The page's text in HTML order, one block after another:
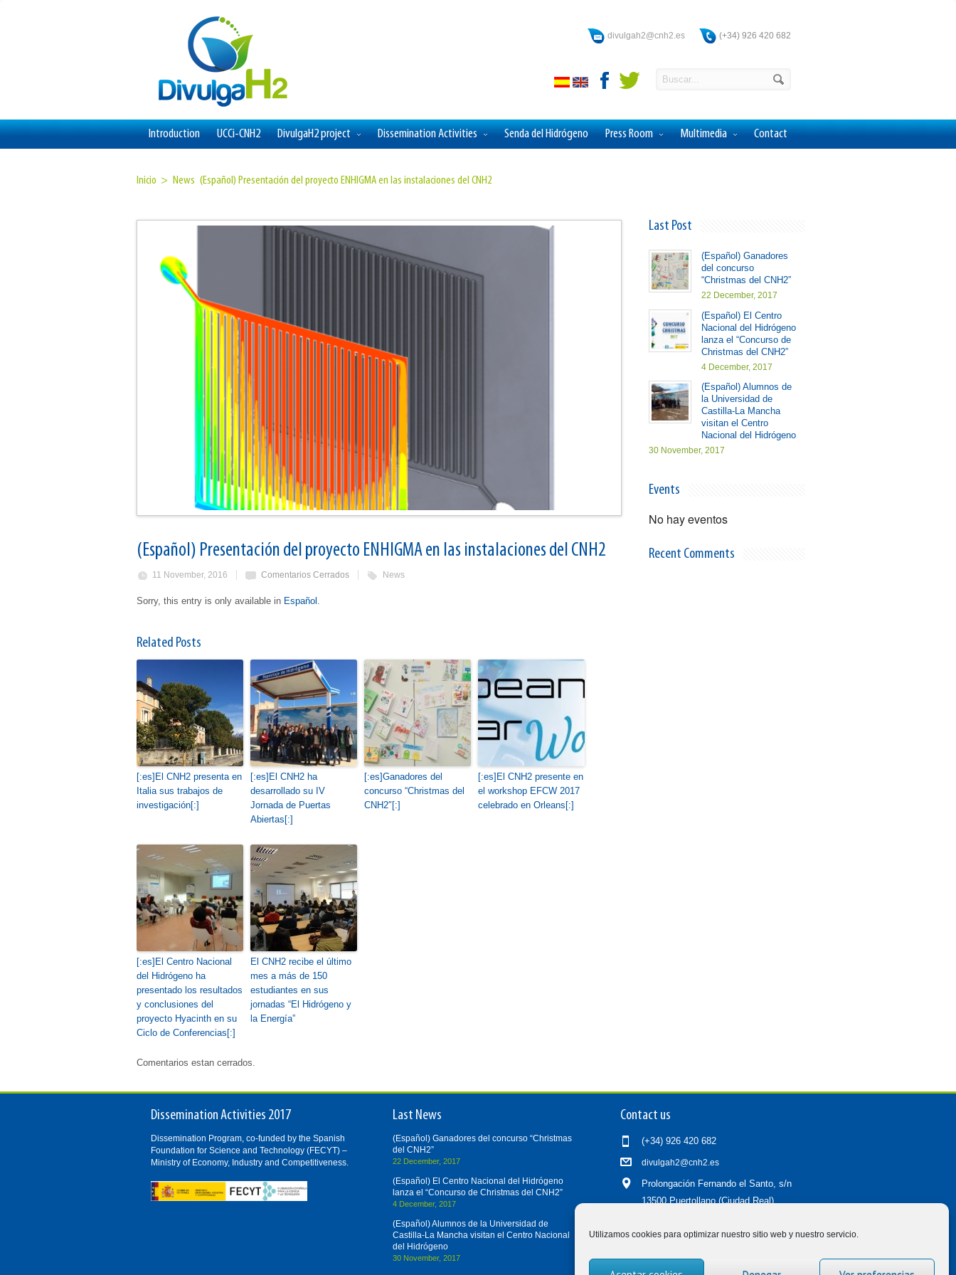
Utilizamos cookies para optimizar nuestro sitio web y nuestro servicio.
(+34) 926 420 682
divulgah2@cnh2.es
Introduction UCCi-CNH2 DivulgaH2 project Dissemination Activities Senda del Hidrógeno Press Room Multimedia Contact
Inicio > News (Español) Presentación del proyecto ENHIGMA en las instalaciones del CNH2
(Español) Presentación del proyecto ENHIGMA en las instalaciones del CNH2
11 November, 2016 Comentarios Cerrados News
Sorry, this entry is only available in Español
Related Posts
[:es]El CNH2 presenta en
Italia sus trabajos de
investigación[:]
[:es]El CNH2 ha
desarrollado su IV
Jornada de Puertas
Abiertas[:]
[:es]Ganadores del
concurso “Christmas del
CNH2″[:]
[:es]El CNH2 presente en
el workshop EFCW 2017
celebrado en Orleans[:]
[:es]El Centro Nacional
del Hidrógeno ha
presentado los resultados
y conclusiones del
proyecto Hyacinth en su
Ciclo de Conferencias[:]
El CNH2 recibe el último
mes a más de 150
estudiantes en sus
jornadas “El Hidrógeno y
la Energía”
Comentarios estan cerrados.
Last Post
(Español) Ganadores
del concurso
“Christmas del CNH2”
22 December, 2017
(Español) El Centro
Nacional del Hidrógeno
lanza el “Concurso de
Christmas del CNH2”
4 December, 2017
(Español) Alumnos de
la Universidad de
Castilla-La Mancha
visitan el Centro
Nacional del Hidrógeno
30 November, 2017
Events
No hay eventos
Recent Comments
Dissemination Activities 2017
Dissemination Program, co-funded by the Spanish
Foundation for Science and Technology (FECYT) –
Ministry of Economy, Industry and Competitiveness.
Last News
(Español) Ganadores del concurso “Christmas
del CNH2”
22 December, 2017
(Español) El Centro Nacional del Hidrógeno
lanza el “Concurso de Christmas del CNH2”
4 December, 2017
(Español) Alumnos de la Universidad de
Castilla-La Mancha visitan el Centro Nacional
del Hidrógeno
30 November, 2017
Contact us
(+34) 926 420 682
divulgah2@cnh2.es
Prolongación Fernando el Santo, s/n
13500 Puertollano (Ciudad Real)